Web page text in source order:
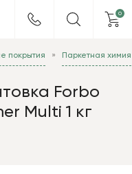
0
покрытия Паркетная химия
Forbo
Multi 1 кг